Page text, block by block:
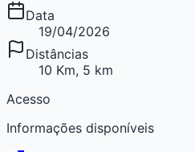
Data
19/04/2026
Distâncias
10 Km, 5 km
Acesso
Informações disponíveis